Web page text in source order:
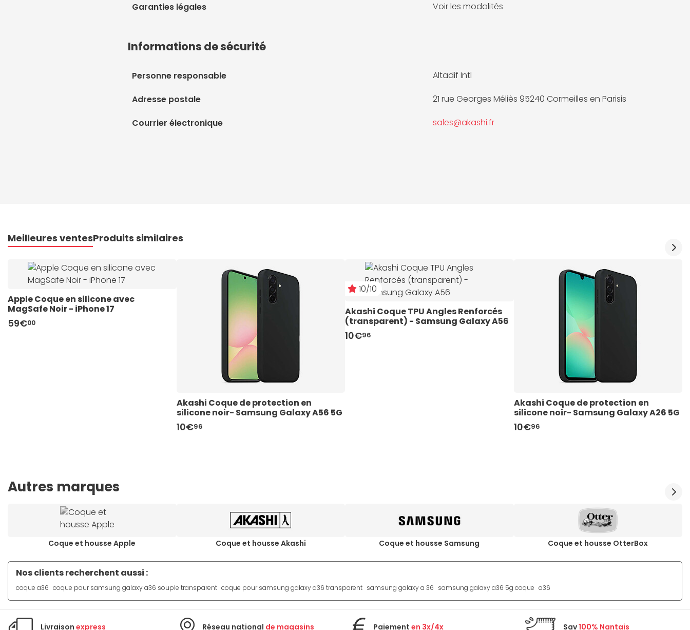
Garanties légales Voir les modalités
Informations de sécurité
Personne responsable Altadif Intl
Adresse postale 21 rue Georges Méliès 95240 Cormeilles en Parisis
Courrier électronique sales@akashi.fr
Meilleures ventesProduits similaires
Apple Coque en silicone avec
MagSafe Noir - iPhone 17
59€00
Akashi Coque de protection en
silicone noir- Samsung Galaxy A56 5G
10€96
10/10
Akashi Coque TPU Angles Renforcés
(transparent) - Samsung Galaxy A56
10€96
Akashi Coque de protection en
silicone noir- Samsung Galaxy A26 5G
10€96
Autres marques
Coque et housse Apple Coque et housse Akashi Coque et housse Samsung Coque et housse OtterBox
Nos clients recherchent aussi :
coque a36 coque pour samsung galaxy a36 souple transparent coque pour samsung galaxy a36 transparent samsung galaxy a 36 samsung galaxy a36 5g coque a36
Livraison express Réseau national de magasins Paiement en 3x/4x Sav100% Nantais